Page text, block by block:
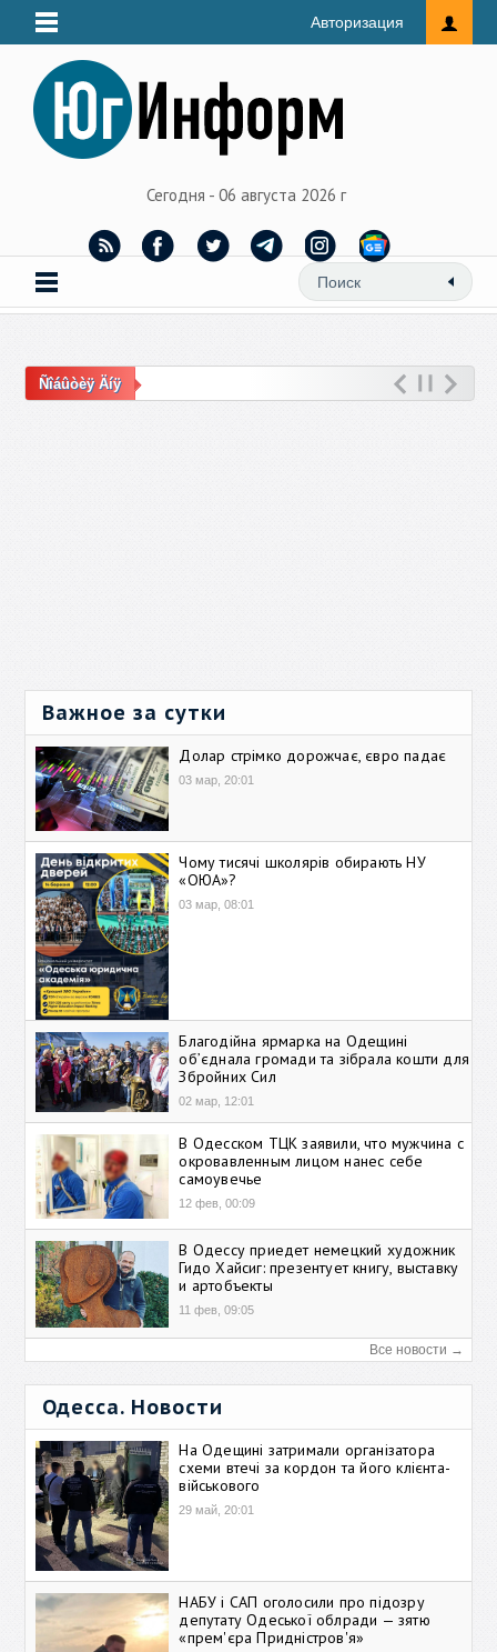
Авторизация
Сегодня - 06 августа 2026 г
Ñîáûòèÿ Äíÿ
Важное за сутки
Долар стрімко дорожчає, євро падає
03 мар, 20:01
Чому тисячі школярів обирають НУ
«ОЮА»?
03 мар, 08:01
Благодійна ярмарка на Одещині
об’єднала громади та зібрала кошти для
Збройних Сил
02 мар, 12:01
В Одесском ТЦК заявили, что мужчина с
окровавленным лицом нанес себе
самоувечье
12 фев, 00:09
В Одессу приедет немецкий художник
Гидо Хайсиг: презентует книгу, выставку
и артобъекты
11 фев, 09:05
Все новости →
Одесса. Новости
На Одещині затримали організатора
схеми втечі за кордон та його клієнта-
військового
29 май, 20:01
НАБУ і САП оголосили про підозру
депутату Одеської облради — зятю
«прем'єра Придністров'я»